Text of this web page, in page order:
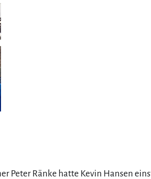
Peter Ränke hatte Kevin Hansen